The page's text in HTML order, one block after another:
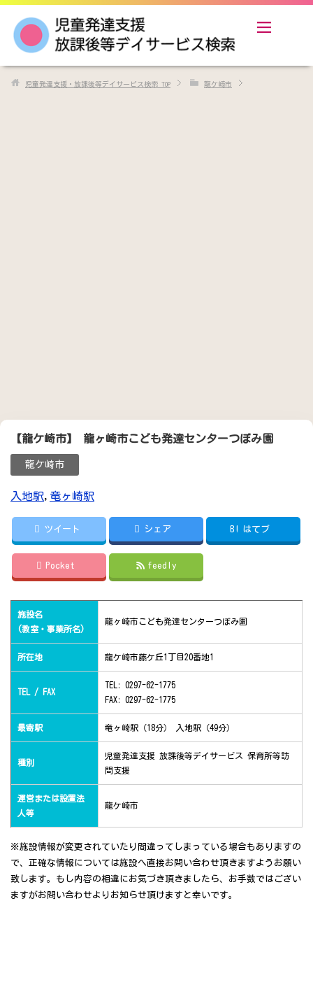
児童発達支援・放課後等デイサービス検索 TOP 龍ケ崎市
【龍ケ崎市】 龍ヶ崎市こども発達センターつぼみ園
龍ケ崎市
入地駅, 竜ヶ崎駅
ツイート シェア B! はてブ
Pocket feedly
施設名
(教室・事業所名)
龍ヶ崎市こども発達センターつぼみ園
所在地 龍ケ崎市藤ケ丘1丁目20番地1
TEL / FAX
TEL: 0297-62-1775
FAX: 0297-62-1775
最寄駅 竜ヶ崎駅（18分） 入地駅（49分）
種別
児童発達支援 放課後等デイサービス 保育所等訪
問支援
運営または設置法
人等
龍ケ崎市
※施設情報が変更されていたり間違ってしまっている場合もありますの
で、正確な情報については施設へ直接お問い合わせ頂きますようお願い
致します。もし内容の相違にお気づき頂きましたら、お手数ではござい
ますがお問い合わせよりお知らせ頂けますと幸いです。